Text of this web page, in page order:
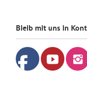
Bleib mit uns in
facebook youtube instagram